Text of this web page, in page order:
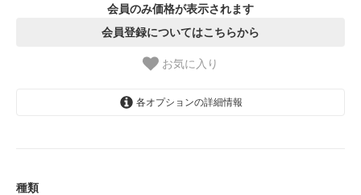
会員のみ価格が表示されます
会員登録についてはこちらから
お気に入り
各オプションの詳細情報
種類